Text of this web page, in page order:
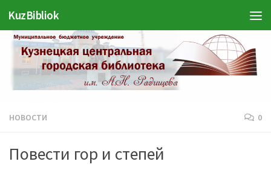
Перейти к содержимому
KuzBibliok
НОВОСТИ 0
Повести гор и степей